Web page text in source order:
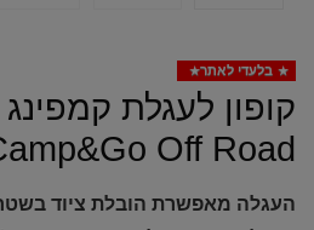
בלעדי לאתר
קופון לעגלת
Off Road
העגלה מאפשרת הובלת ציוד